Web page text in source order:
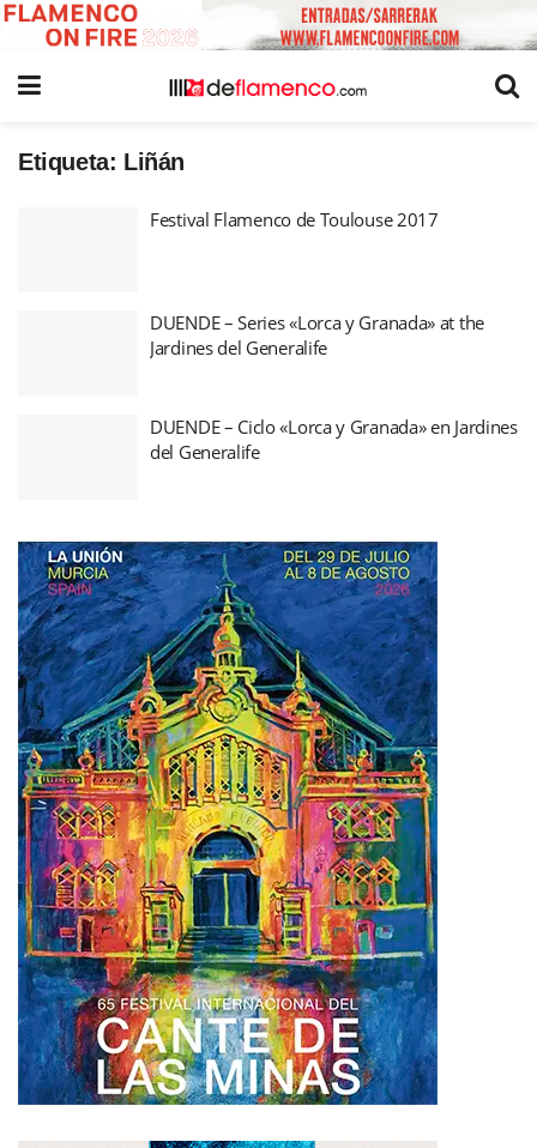
Etiqueta: Liñán
Festival Flamenco de Toulouse 2017
DUENDE – Series «Lorca y Granada» at the
Jardines del Generalife
DUENDE – Ciclo «Lorca y Granada» en Jardines
del Generalife